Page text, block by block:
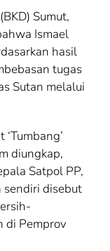
Sumut,
Ismael
hasil
tugas
Sutan melalui
diungkap,
Satpol PP,
sendiri disebut
di Pemprov